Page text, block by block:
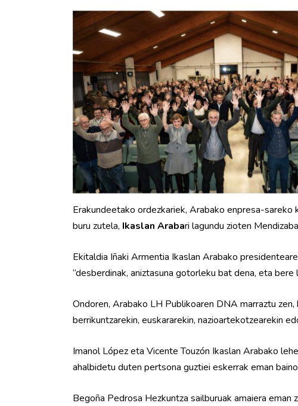
Erakundeetako ordezkariek, Arabako enpresa-
buru zutela, Ikaslan Arabari lagundu zioten
Ekitaldia Iñaki Armentia Ikaslan Arabako
“desberdinak, aniztasuna gotorleku bat dena, eta
Ondoren, Arabako LH Publikoaren DNA marraztu
berrikuntzarekin, euskararekin, nazioartekotzearekin
Imanol López eta Vicente Touzón Ikaslan Arabako
ahalbidetu duten pertsona guztiei eskerrak eman
Begoña Pedrosa Hezkuntza sailburuak amaiera